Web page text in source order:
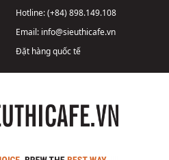
Hotline:(+84) 898.149.108
Email: info@sieuthicafe.vn
Đặt hàng quốc tế